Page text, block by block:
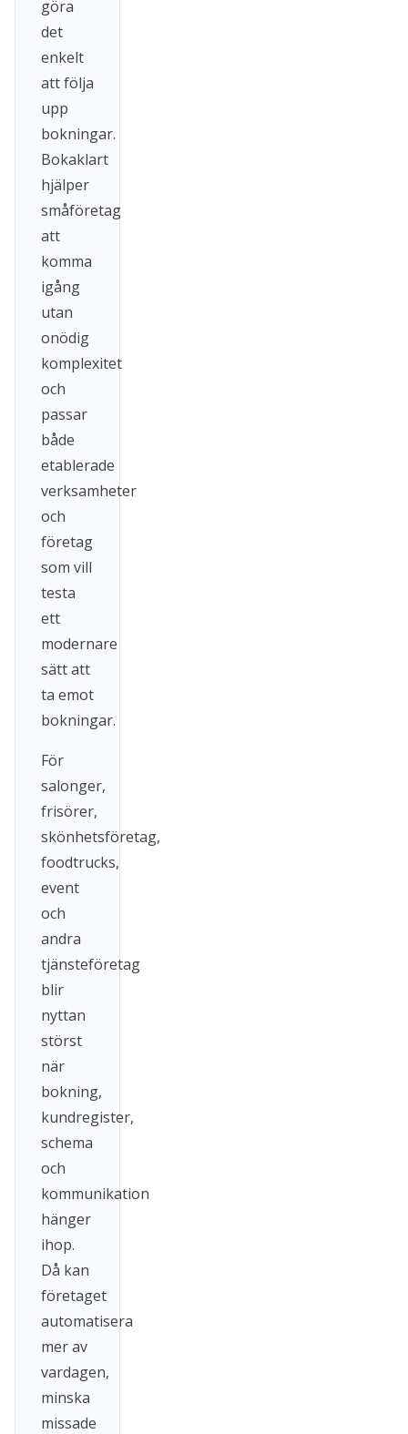
göra
det
enkelt
att följa
upp
bokningar.
Bokaklart
hjälper
småföretag
att
komma
igång
utan
onödig
komplexitet
och
passar
både
etablerade
verksamheter
och
företag
som vill
testa
ett
modernare
sätt att
ta emot
bokningar.
För
salonger,
frisörer,
skönhetsföretag,
foodtrucks,
event
och
andra
tjänsteföretag
blir
nyttan
störst
när
bokning,
kundregister,
schema
och
kommunikation
hänger
ihop.
Då kan
företaget
automatisera
mer av
vardagen,
minska
missade